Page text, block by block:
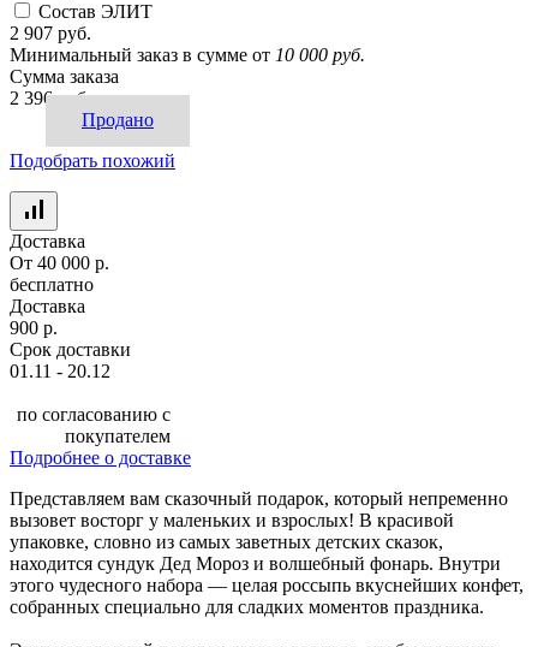
Состав ЭЛИТ
2 907 руб.
Минимальный заказ в сумме от 10 000 руб.
Сумма заказа
2 396 руб.
Продано
Подобрать похожий
Доставка
От 40 000 р.
бесплатно
Доставка
900 р.
Срок доставки
01.11 - 20.12
по согласованию с
покупателем
Подробнее о доставке
Представляем вам сказочный подарок, который непременно
вызовет восторг у маленьких и взрослых! В красивой
упаковке, словно из самых заветных детских сказок,
находится сундук Дед Мороз и волшебный фонарь. Внутри
этого чудесного набора — целая россыпь вкуснейших конфет,
собранных специально для сладких моментов праздника.